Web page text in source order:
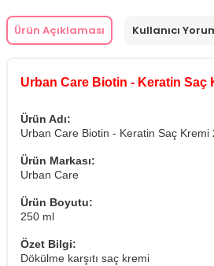
Ürün Açıklaması Kullanıcı
Urban Care Biotin - Keratin Saç
Ürün Adı:
Urban Care Biotin - Keratin Saç Kremi
Ürün Markası:
Urban Care
Ürün Boyutu:
250 ml
Özet Bilgi:
Dökülme karşıtı saç kremi